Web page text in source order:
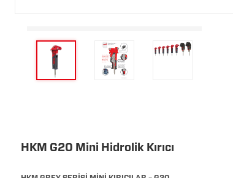
HKM G20 Mini Hidrolik Kırıcı